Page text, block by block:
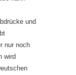
und
nur noch
wird